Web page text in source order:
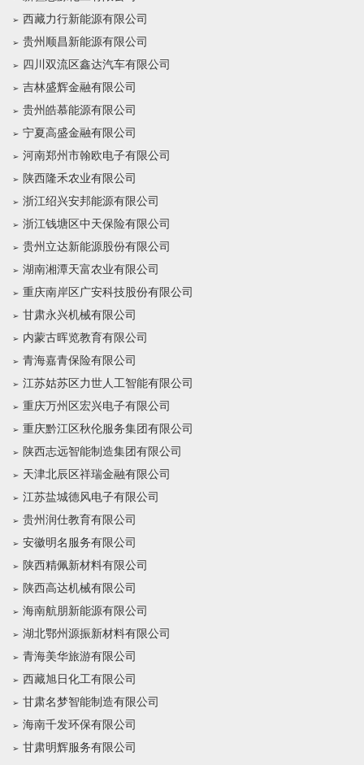
西藏力行新能源有限公司
贵州顺昌新能源有限公司
四川双流区鑫达汽车有限公司
吉林盛辉金融有限公司
贵州皓慕能源有限公司
宁夏高盛金融有限公司
河南郑州市翰欧电子有限公司
陕西隆禾农业有限公司
浙江绍兴安邦能源有限公司
浙江钱塘区中天保险有限公司
贵州立达新能源股份有限公司
湖南湘潭天富农业有限公司
重庆南岸区广安科技股份有限公司
甘肃永兴机械有限公司
内蒙古晖览教育有限公司
青海嘉青保险有限公司
江苏姑苏区力世人工智能有限公司
重庆万州区宏兴电子有限公司
重庆黔江区秋伦服务集团有限公司
陕西志远智能制造集团有限公司
天津北辰区祥瑞金融有限公司
江苏盐城德风电子有限公司
贵州润仕教育有限公司
安徽明名服务有限公司
陕西精佩新材料有限公司
陕西高达机械有限公司
海南航朋新能源有限公司
湖北鄂州源振新材料有限公司
青海美华旅游有限公司
西藏旭日化工有限公司
甘肃名梦智能制造有限公司
海南千发环保有限公司
甘肃明辉服务有限公司